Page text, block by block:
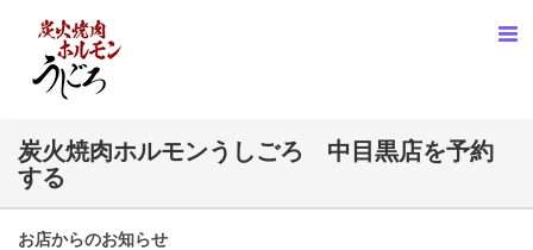
炭火焼肉ホルモンうしごろ 中目黒店を予約
する
お店からのお知らせ